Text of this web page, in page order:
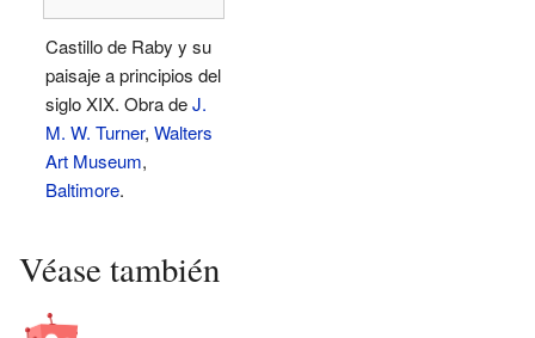
Castillo de Raby y su
paisaje a principios del
siglo XIX. Obra deJ.
M. W. Turner, Walters
Art Museum,
Baltimore.
Véase también